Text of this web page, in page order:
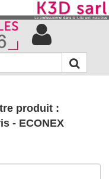
produit :
- ECONEX